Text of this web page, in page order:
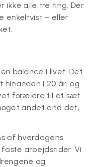
ikke alle tre ting. Der
enkeltvist – eller
balance i livet. Det
hinanden i 20 år, og
forældre til et sæt
andet end det,
af hverdagens
arbejdstider. Vi
og